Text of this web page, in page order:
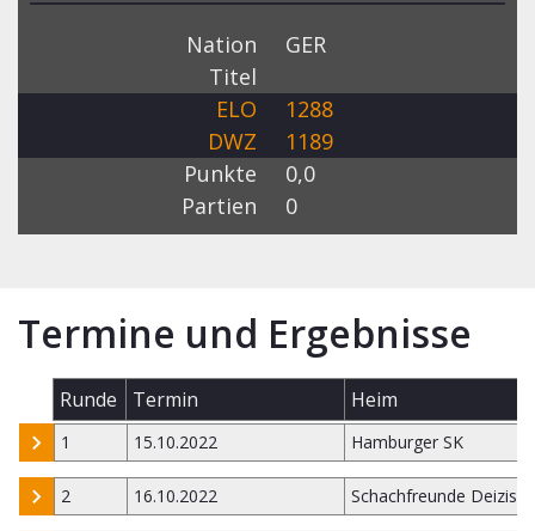
Nation
GER
Titel
ELO
1288
DWZ
1189
Punkte
0,0
Partien
0
Termine und Ergebnisse
Runde Termin Heim
1 15.10.2022 Hamburger SK
2 16.10.2022 Schachfreunde